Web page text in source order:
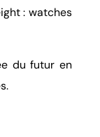
: watches
du futur en